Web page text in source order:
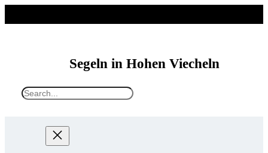
Segeln in Hohen Viecheln
S